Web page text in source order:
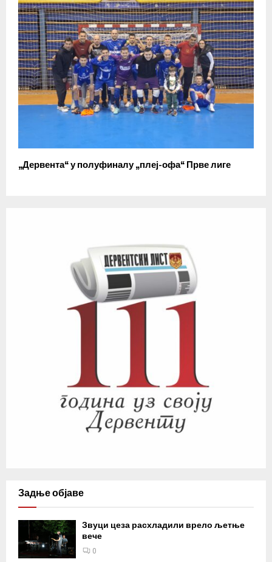
„Дервента“ у полуфиналу „плеј-офа“ Прве лиге
Задње објаве
Звуци цеза расхладили врело љетње
вече
0